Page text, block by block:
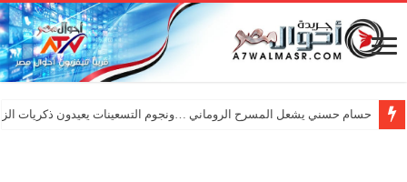
حسام حسني يشعل المسرح الروماني …ونجوم التسعينات يعيدون ذكريات